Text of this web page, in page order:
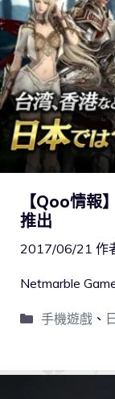
【Qoo情報
推出
2017/06/21 作
Netmarble
手機遊戲、